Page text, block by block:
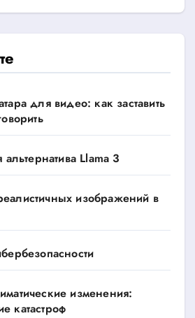
для видео: как заставить
Llama 3
изображений в
изменения:
катастроф